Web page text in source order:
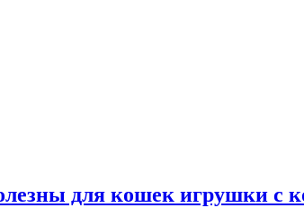
для кошек игрушки с